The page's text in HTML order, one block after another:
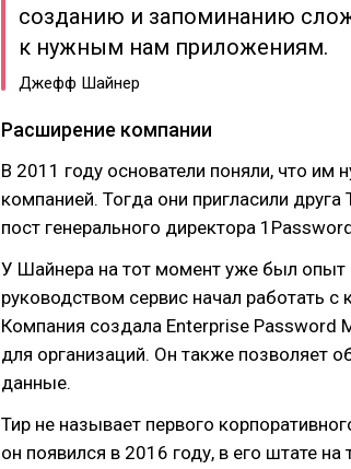
созданию и запоминанию
к нужным нам приложениям.
Джефф Шайнер
Расширение компании
В 2011 году основатели поняли, что им
компанией. Тогда они пригласили
пост генерального директора
У Шайнера на тот момент уже был опыт
руководством сервис начал работать
Компания создала Enterprise Password
для организаций. Он также позволяет
данные.
Тир не называет первого
он появился в 2016 году, в его штате